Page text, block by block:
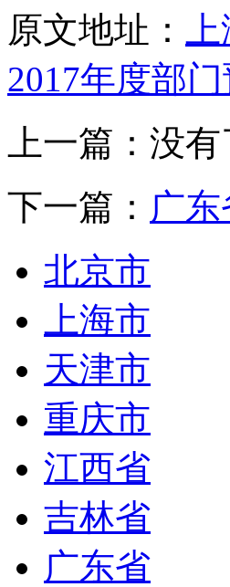
原文地址：
2017年度部
上一篇：没有
下一篇： 广
北京市
上海市
天津市
重庆市
江西省
吉林省
广东省